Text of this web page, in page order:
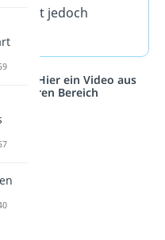
ist jedoch
Hier ein Video aus
anderen Bereich